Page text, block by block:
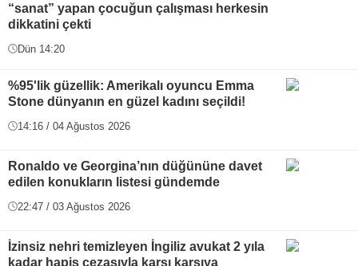
“sanat” yapan çocuğun çalışması herkesin
dikkatini çekti
Dün 14:20
%95'lik güzellik: Amerikalı oyuncu Emma
Stone dünyanın en güzel kadını seçildi!
14:16 / 04 Ağustos 2026
Ronaldo ve Georgina’nın düğününe davet
edilen konukların listesi gündemde
22:47 / 03 Ağustos 2026
İzinsiz nehri temizleyen İngiliz avukat 2 yıla
kadar hapis cezasıyla karşı karşıya